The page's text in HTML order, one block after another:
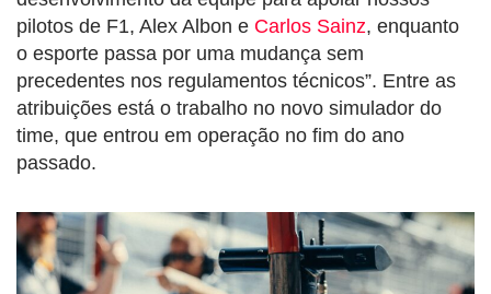
pilotos de F1, Alex Albon e Carlos Sainz, enquanto
o esporte passa por uma mudança sem
precedentes nos regulamentos técnicos”. Entre as
atribuições está o trabalho no novo simulador do
time, que entrou em operação no fim do ano
passado.